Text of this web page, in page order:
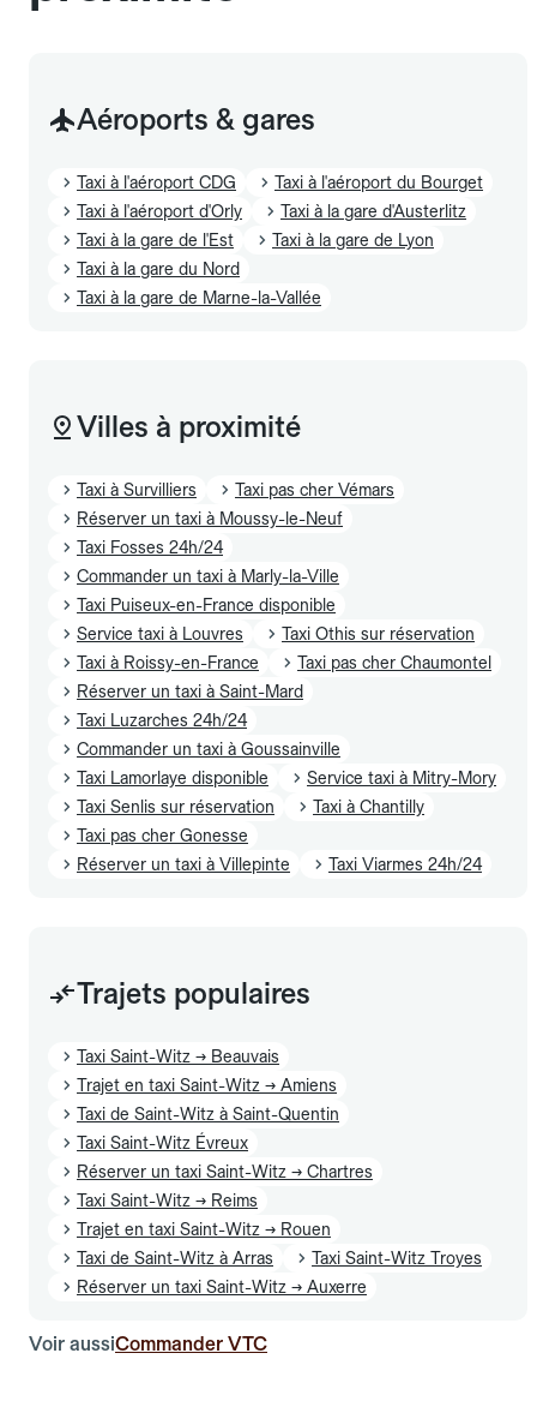
Aéroports & gares
Taxi à l'aéroport CDG
Taxi à l'aéroport du Bourget
Taxi à l'aéroport d'Orly
Taxi à la gare d'Austerlitz
Taxi à la gare de l'Est
Taxi à la gare de Lyon
Taxi à la gare du Nord
Taxi à la gare de Marne-la-Vallée
Villes à proximité
Taxi à Survilliers
Taxi pas cher Vémars
Réserver un taxi à Moussy-le-Neuf
Taxi Fosses 24h/24
Commander un taxi à Marly-la-Ville
Taxi Puiseux-en-France disponible
Service taxi à Louvres
Taxi Othis sur réservation
Taxi à Roissy-en-France
Taxi pas cher Chaumontel
Réserver un taxi à Saint-Mard
Taxi Luzarches 24h/24
Commander un taxi à Goussainville
Taxi Lamorlaye disponible
Service taxi à Mitry-Mory
Taxi Senlis sur réservation
Taxi à Chantilly
Taxi pas cher Gonesse
Réserver un taxi à Villepinte
Taxi Viarmes 24h/24
Trajets populaires
Taxi Saint-Witz → Beauvais
Trajet en taxi Saint-Witz → Amiens
Taxi de Saint-Witz à Saint-Quentin
Taxi Saint-Witz Évreux
Réserver un taxi Saint-Witz → Chartres
Taxi Saint-Witz → Reims
Trajet en taxi Saint-Witz → Rouen
Taxi de Saint-Witz à Arras
Taxi Saint-Witz Troyes
Réserver un taxi Saint-Witz → Auxerre
Voir aussiCommander VTC